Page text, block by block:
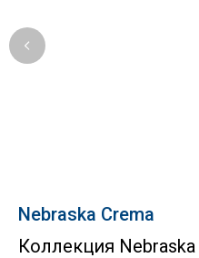
Nebraska Crema
Коллекция Nebraska